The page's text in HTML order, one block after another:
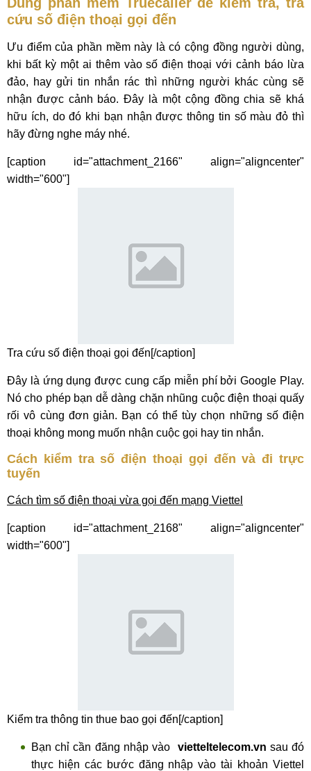
cứu số điện thoại gọi đến
Ưu điểm của phần mềm này là có cộng đồng người dùng,
khi bất kỳ một ai thêm vào số điện thoại với cảnh báo lừa
đảo, hay gửi tin nhắn rác thì những người khác cùng sẽ
nhận được cảnh báo. Đây là một cộng đồng chia sẽ khá
hữu ích, do đó khi bạn nhận được thông tin số màu đỏ thì
hãy đừng nghe máy nhé.
[caption id="attachment_2166" align="aligncenter"
width="600"]
Tra cứu số điện thoại gọi đến[/caption]
Đây là ứng dụng được cung cấp miễn phí bởi Google Play.
Nó cho phép bạn dễ dàng chặn nhũng cuộc điện thoại quấy
rối vô cùng đơn giản. Bạn có thể tùy chọn những số điện
thoại không mong muốn nhận cuộc gọi hay tin nhắn.
Cách kiểm tra số điện thoại gọi đến và đi trực
tuyến
Cách tìm số điện thoại vừa gọi đến mạng Viettel
[caption id="attachment_2168" align="aligncenter"
width="600"]
Kiểm tra thông tin thue bao gọi đến[/caption]
Bạn chỉ cần đăng nhập vào vietteltelecom.vn sau đó
thực hiện các bước đăng nhập vào tài khoản Viettel